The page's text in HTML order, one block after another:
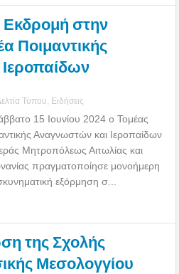
στην
Ποιμαντικής
Τύπου Ειδήσεις
15 Ιουνίου 2024 ο Τομέας
Αναγνωστών και Ιεροπαίδων
Μητροπόλεως Αιτωλίας και
πραγματοποίησε μονοήμερη
εξόρμηση σ...
της Σχολής
Μεσολογγίου